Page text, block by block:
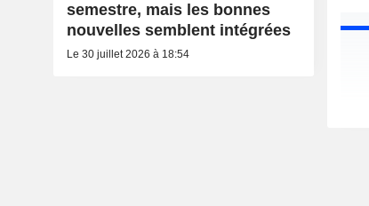
semestre, mais les bonnes
nouvelles semblent intégrées
Le 30 juillet 2026 à 18:54